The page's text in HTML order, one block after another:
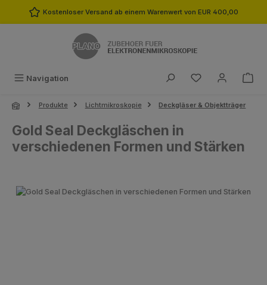
Zum Hauptinhalt springen
Kostenloser Versand ab einem Warenwert von EUR 400,00
Navigation Du hast 0
Produkte Lichtmikroskopie Deckgläser & Objektträger
Gold Seal Deckgläschen in
verschiedenen Formen und Stärken
Bildergalerie überspringen